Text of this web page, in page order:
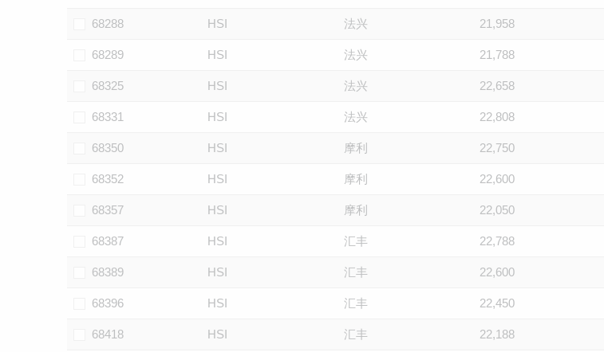
68288 HSI 法兴 21,958
68289 HSI 法兴 21,788
68325 HSI 法兴 22,658
68331 HSI 法兴 22,808
68350 HSI 摩利 22,750
68352 HSI 摩利 22,600
68357 HSI 摩利 22,050
68387 HSI 汇丰 22,788
68389 HSI 汇丰 22,600
68396 HSI 汇丰 22,450
68418 HSI 汇丰 22,188